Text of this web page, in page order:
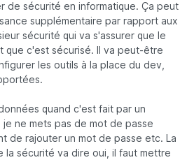
de sécurité en informatique. Ça peut
supplémentaire par rapport aux
sécurité qui va s'assurer que le
que c'est sécurisé. Il va peut-être
les outils à la place du dev,
quand c'est fait par un
ne mets pas de mot de passe
de rajouter un mot de passe etc. La
la sécurité va dire oui, il faut mettre